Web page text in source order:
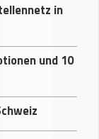
in
und 10